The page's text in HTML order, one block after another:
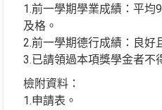
1.前一學期學業成績：平均
及格。
2.前一學期德行成績：良好
3.已請領過本項獎學金者不
檢附資料：
1.申請表。